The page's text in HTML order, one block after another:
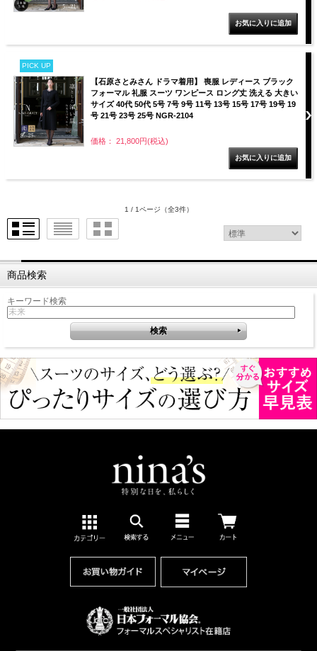
PICK UP
【石原さとみさん ドラマ着用】 喪服 レディース ブラック
フォーマル 礼服 スーツ ワンピース ロング丈 洗える 大きい
サイズ 40代 50代 5号 7号 9号 11号 13号 15号 17号 19号 19
号 21号 23号 25号 NGR-2104
価格： 21,800円(税込)
1 / 1ページ （全3件）
商品検索
キーワード検索